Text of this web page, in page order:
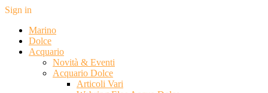
Sign in
Marino
Dolce
Acquario
Novità & Eventi
Acquario Dolce
Articoli Vari